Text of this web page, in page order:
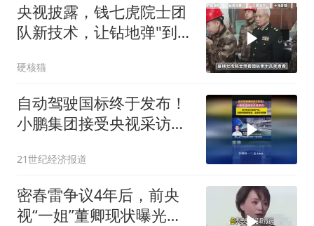
央视披露，钱七虎院士团
队新技术，让钻地弹"到不
硬核猫
自动驾驶国标终于发布！
小鹏集团接受央视采访：
安全数据
21世纪经济报道
密春雷争议4年后，前央
视“一姐”董卿现状曝光，